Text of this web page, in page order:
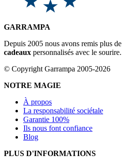
GARRAMPA
Depuis 2005 nous avons remis plus de
cadeaux personnalisés avec le sourire.
© Copyright Garrampa 2005-2026
NOTRE MAGIE
À propos
La responsabilité sociétale
Garantie 100%
Ils nous font confiance
Blog
PLUS D'INFORMATIONS